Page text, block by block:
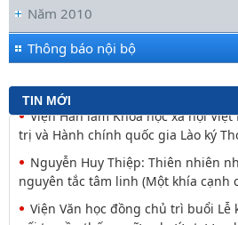
Năm 2010
Thông báo nội bộ
TIN MỚI
Hội nghị tập huấn chuyên môn,
Viện Hàn lâm Khoa học xã hội Việt
Chiến lược Toàn diện tăng cường
Viện Hàn lâm Khoa học xã hội
trị và Hành chính quốc gia Lào ký
Nguyễn Huy Thiệp: Thiên nhiên
nguyên tắc tâm linh (Một khía cạnh
Viện Văn học đồng chủ trì buổi Lễ